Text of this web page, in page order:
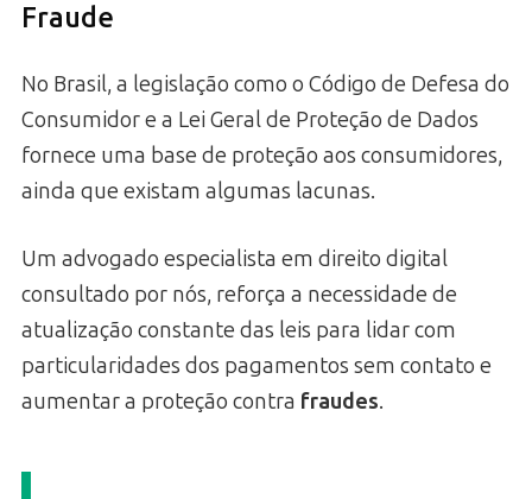
Fraude
No Brasil, a legislação como o Código de Defesa do
Consumidor e a Lei Geral de Proteção de Dados
fornece uma base de proteção aos consumidores,
ainda que existam algumas lacunas.
Um advogado especialista em direito digital
consultado por nós, reforça a necessidade de
atualização constante das leis para lidar com
particularidades dos pagamentos sem contato e
aumentar a proteção contra fraudes.